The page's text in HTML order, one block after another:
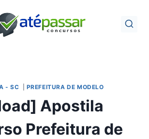
- SC PREFEITURA DE MODELO
Apostila
Prefeitura de